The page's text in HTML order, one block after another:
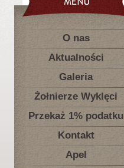
O nas
Aktualności
Galeria
Żołnierze Wyklęci
Przekaż 1% podatku
Kontakt
Apel